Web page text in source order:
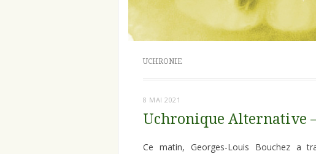
UCHRONIE
8 MAI 2021
Uchronique Alternative
Ce matin, Georges-Louis Bouchez a